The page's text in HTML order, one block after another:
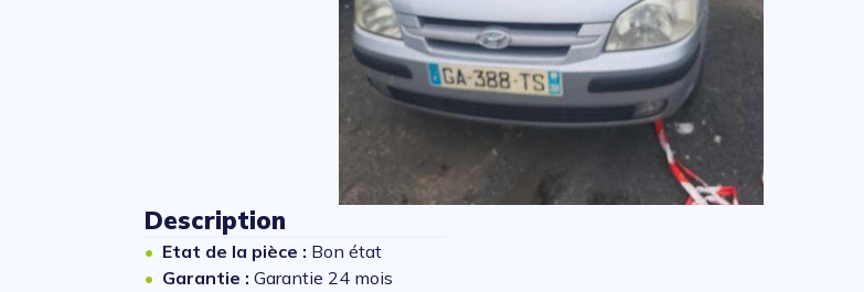
Description
Etat de la pièce : Bon état
Garantie : Garantie 24 mois